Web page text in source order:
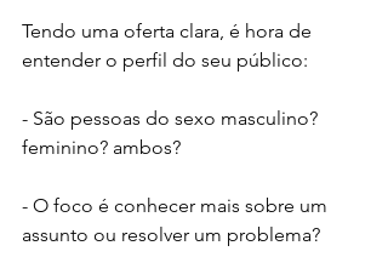
Tendo uma oferta clara, é hora de
entender o perfil do seu público:
- São pessoas do sexo masculino?
feminino? ambos?
- O foco é conhecer mais sobre um
assunto ou resolver um problema?